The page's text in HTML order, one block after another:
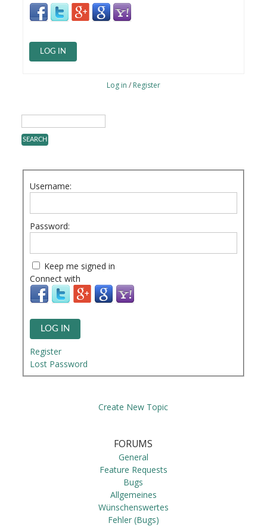
LOG IN
Log in / Register
Username:
Password:
Keep me signed in
Connect with
LOG IN
Register
Lost Password
Create New Topic
FORUMS
General
Feature Requests
Bugs
Allgemeines
Wünschenswertes
Fehler (Bugs)